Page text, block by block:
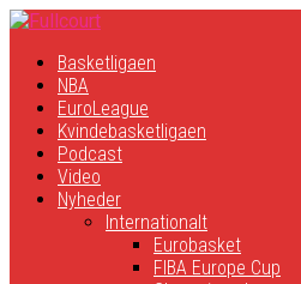
Basketligaen
NBA
EuroLeague
Kvindebasketligaen
Podcast
Video
Nyheder
Internationalt
Eurobasket
FIBA Europe Cup